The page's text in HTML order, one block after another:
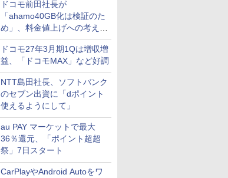
ドコモ前田社長が
「ahamo40GB化は検証のた
め」、料金値上げへの考え方
にも言及
ドコモ27年3月期1Qは増収増
益、「ドコモMAX」など好調
NTT島田社長、ソフトバンク
のセブン出資に「dポイント
使えるようにして」
au PAY マーケットで最大
36％還元、「ポイント超超
祭」7日スタート
CarPlayやAndroid Autoをワ